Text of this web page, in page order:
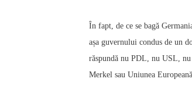
În fapt, de ce se bagă
așa guvernului condus de un
răspundă nu PDL, nu USL,
Merkel sau Uniunea